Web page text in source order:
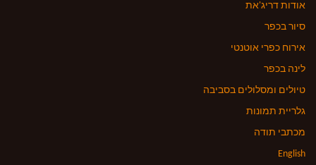
אודות דריג'את
סיור בכפר
אירוח כפרי אוטנטי
לינה בכפר
טיולים ומסלולים בסביבה
גלריית תמונות
מכתבי תודה
English